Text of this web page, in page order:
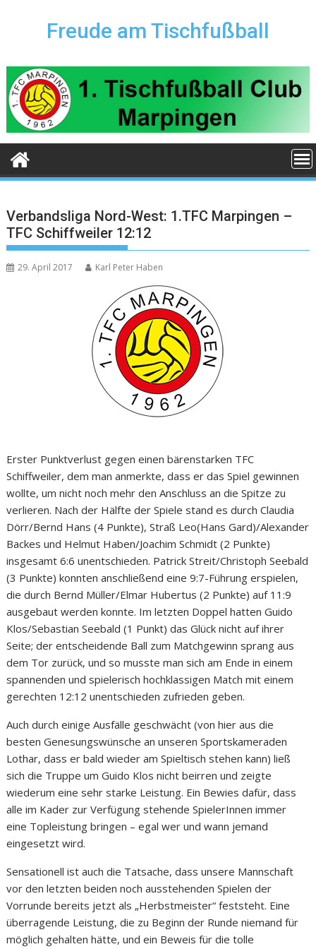
Freude am Tischfußball
Verbandsliga Nord-West: 1.TFC Marpingen –
TFC Schiffweiler 12:12
29. April 2017 Karl Peter Haben
Erster Punktverlust gegen einen bärenstarken TFC
Schiffweiler, dem man anmerkte, dass er das Spiel gewinnen
wollte, um nicht noch mehr den Anschluss an die Spitze zu
verlieren. Nach der Hälfte der Spiele stand es durch Claudia
Dörr/Bernd Hans (4 Punkte), Straß Leo(Hans Gard)/Alexander
Backes und Helmut Haben/Joachim Schmidt (2 Punkte)
insgesamt 6:6 unentschieden. Patrick Streit/Christoph Seebald
(3 Punkte) konnten anschließend eine 9:7-Führung erspielen,
die durch Bernd Müller/Elmar Hubertus (2 Punkte) auf 11:9
ausgebaut werden konnte. Im letzten Doppel hatten Guido
Klos/Sebastian Seebald (1 Punkt) das Glück nicht auf ihrer
Seite; der entscheidende Ball zum Matchgewinn sprang aus
dem Tor zurück, und so musste man sich am Ende in einem
spannenden und spielerisch hochklassigen Match mit einem
gerechten 12:12 unentschieden zufrieden geben.
Auch durch einige Ausfälle geschwächt (von hier aus die
besten Genesungswünsche an unseren Sportskameraden
Lothar, dass er bald wieder am Spieltisch stehen kann) ließ
sich die Truppe um Guido Klos nicht beirren und zeigte
wiederum eine sehr starke Leistung. Ein Bewies dafür, dass
alle im Kader zur Verfügung stehende SpielerInnen immer
eine Topleistung bringen – egal wer und wann jemand
eingesetzt wird.
Sensationell ist auch die Tatsache, dass unsere Mannschaft
vor den letzten beiden noch ausstehenden Spielen der
Vorrunde bereits jetzt als „Herbstmeister“ feststeht. Eine
überragende Leistung, die zu Beginn der Runde niemand für
möglich gehalten hätte, und ein Beweis für die tolle